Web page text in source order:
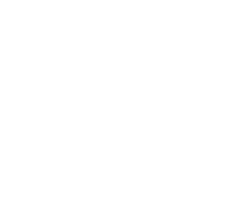
网]
_游天下
新招聘_
上海）有
-渝中区
告
_财经_